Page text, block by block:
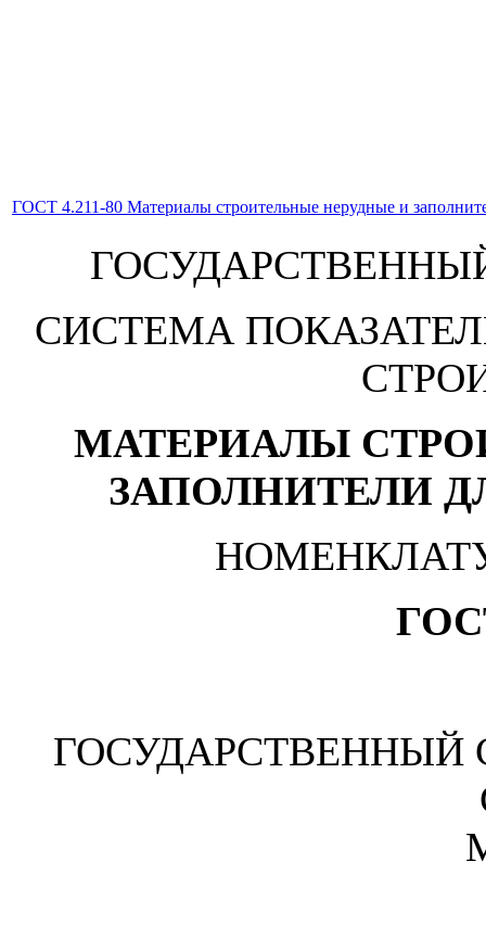
ГОСТ 4.211-80 Материалы строительные нерудные и
СИСТЕМА
МАТЕРИАЛЫ
ЗАПОЛНИТЕЛИ
ГОСУДАРСТВЕННЫЙ